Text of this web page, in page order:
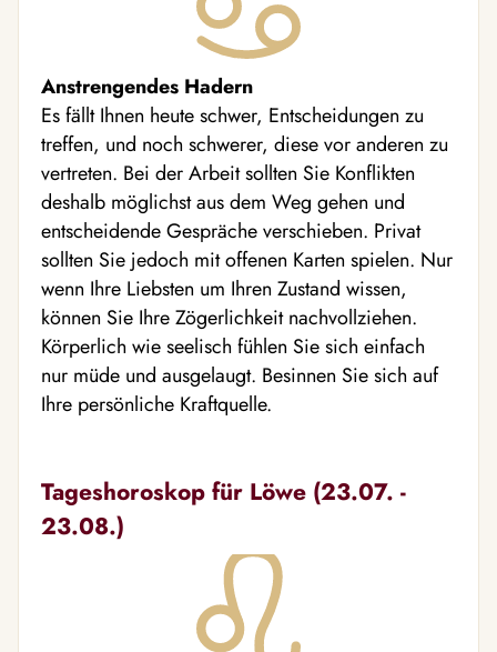
Anstrengendes Hadern
Es fällt Ihnen heute schwer, Entscheidungen zu
treffen, und noch schwerer, diese vor anderen zu
vertreten. Bei der Arbeit sollten Sie Konflikten
deshalb möglichst aus dem Weg gehen und
entscheidende Gespräche verschieben. Privat
sollten Sie jedoch mit offenen Karten spielen. Nur
wenn Ihre Liebsten um Ihren Zustand wissen,
können Sie Ihre Zögerlichkeit nachvollziehen.
Körperlich wie seelisch fühlen Sie sich einfach
nur müde und ausgelaugt. Besinnen Sie sich auf
Ihre persönliche Kraftquelle.
Tageshoroskop für Löwe (23.07. -
23.08.)